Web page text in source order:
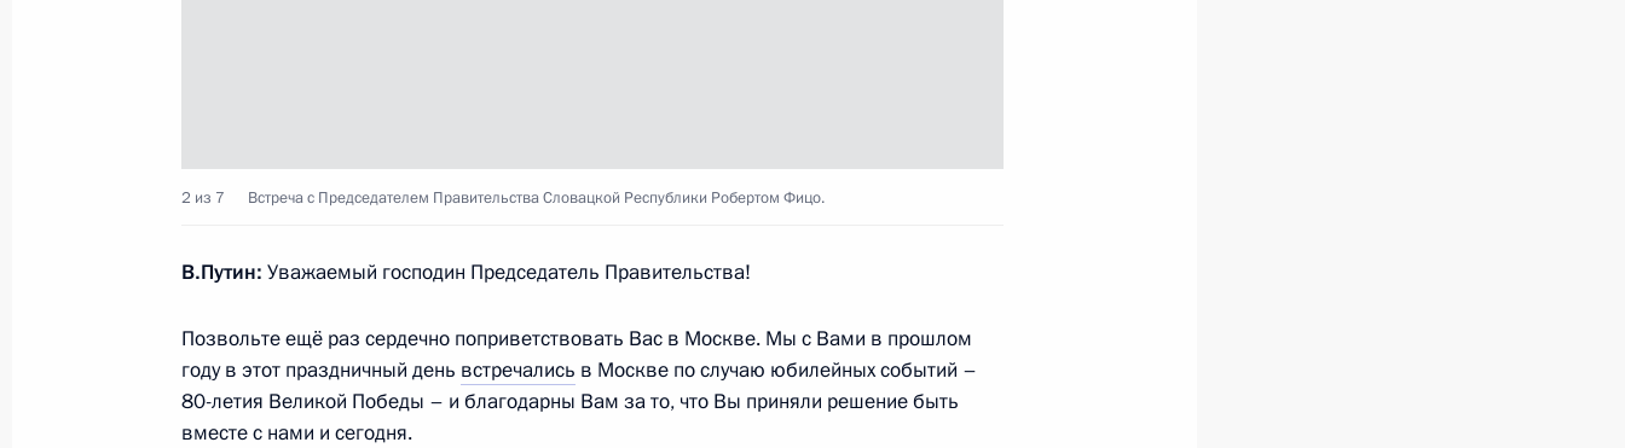
Встреча с Президентом Нового банка развития Дилмой
Роуссефф
Встреча с Егором Ковальчуком
13 мая 2026 года, 19:20 Москва, Кремль
4
2 из 7 Встреча с Председателем Правительства Словацкой Республики Робертом Фицо.
В.Путин: Уважаемый господин Председатель Правительства!
Позвольте ещё раз сердечно поприветствовать Вас в Москве. Мы с Вами в прошлом
году в этот праздничный день встречались в Москве по случаю юбилейных событий –
80-летия Великой Победы – и благодарны Вам за то, что Вы приняли решение быть
вместе с нами и сегодня.